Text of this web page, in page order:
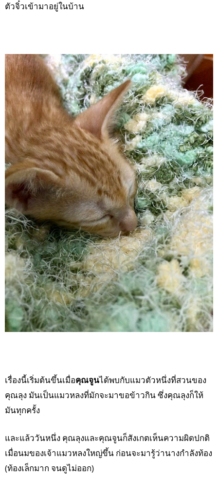
ตัวจิ๋วเข้ามาอยู่ในบ้าน
เรื่องนี้เริ่มต้นขึ้นเมื่อคุณจูนได้พบกับแมวตัวหนึ่งที่สวนของ
คุณลุง มันเป็นแมวหลงที่มักจะมาขอข้าวกิน ซึ่งคุณลุงก็ให้
มันทุกครั้ง
และแล้ววันหนึ่ง คุณลุงและคุณจูนก็สังเกตเห็นความผิดปกติ
เมื่อนมของเจ้าแมวหลงใหญ่ขึ้น ก่อนจะมารู้ว่านางกำลังท้อง
(ท้องเล็กมาก จนดูไม่ออก)